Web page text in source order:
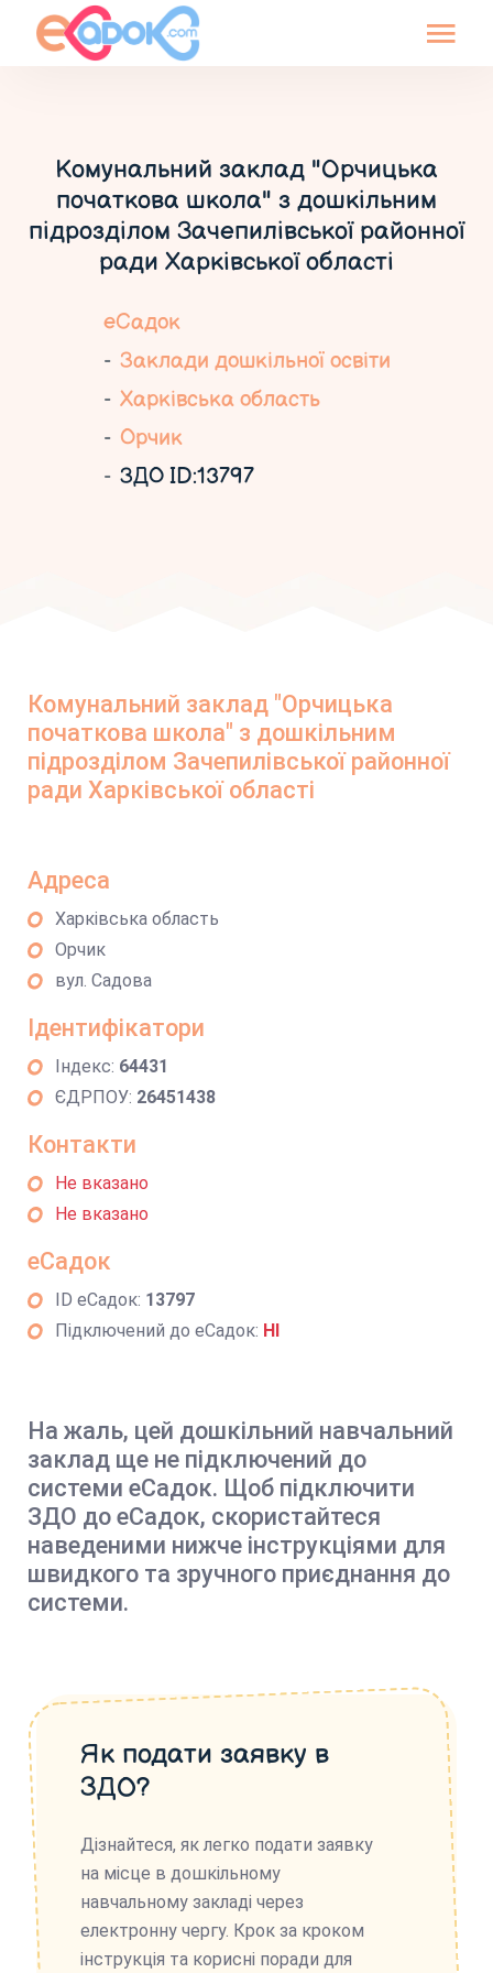
Комунальний заклад "Орчицька
початкова школа" з дошкільним
підрозділом Зачепилівської районної
ради Харківської області
еСадок
Заклади дошкільної освіти
Харківська область
Орчик
ЗДО ID:13797
Комунальний заклад "Орчицька
початкова школа" з дошкільним
підрозділом Зачепилівської районної
ради Харківської області
Адреса
Харківська область
Орчик
вул. Садова
Ідентифікатори
Індекс: 64431
ЄДРПОУ: 26451438
Контакти
Не вказано
Не вказано
еСадок
ID еСадок: 13797
Підключений до еСадок: НІ
На жаль, цей дошкільний навчальний
заклад ще не підключений до
системи еСадок. Щоб підключити
ЗДО до еСадок, скористайтеся
наведеними нижче інструкціями для
швидкого та зручного приєднання до
системи.
Як подати заявку в
ЗДО?
Дізнайтеся, як легко подати заявку
на місце в дошкільному
навчальному закладі через
електронну чергу. Крок за кроком
інструкція та корисні поради для